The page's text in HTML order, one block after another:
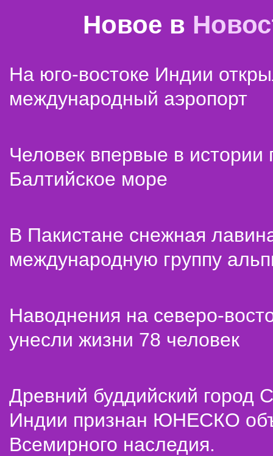
Новое в
На юго-востоке Индии
международный аэропорт
Человек впервые в истории
Балтийское море
В Пакистане снежная
международную группу
Наводнения на северо-
унесли жизни 78 человек
Древний буддийский город
Индии признан ЮНЕСКО
Всемирного наследия.